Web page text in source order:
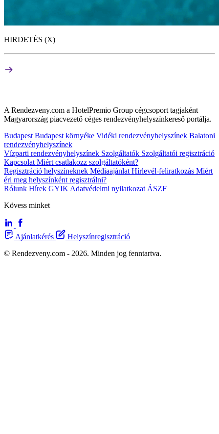
HIRDETÉS (X)
A Rendezveny.com a HotelPremio Group cégcsoport tagjaként
Magyarország piacvezető céges rendezvényhelyszínkereső portálja.
Budapest Budapest környéke Vidéki rendezvényhelyszínek Balatoni
rendezvényhelyszínek
Vízparti rendezvényhelyszínek Szolgáltatók Szolgáltatói regisztráció
Kapcsolat Miért csatlakozz szolgáltatóként?
Regisztráció helyszíneknek Médiaajánlat Hírlevél-feliratkozás Miért
éri meg helyszínként regisztrálni?
Rólunk Hírek GYIK Adatvédelmi nyilatkozat ÁSZF
Kövess minket
Ajánlatkérés
Helyszínregisztráció
© Rendezveny.com - 2026. Minden jog fenntartva.